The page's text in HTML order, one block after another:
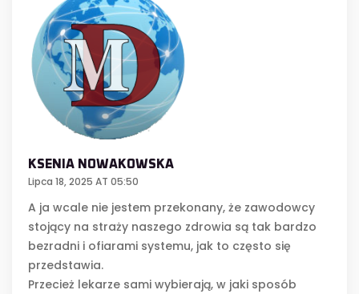
KSENIA NOWAKOWSKA
Lipca 18, 2025 AT 05:50
A ja wcale nie jestem przekonany, że zawodowcy
stojący na straży naszego zdrowia są tak bardzo
bezradni i ofiarami systemu, jak to często się
przedstawia.
Przecież lekarze sami wybierają, w jaki sposób